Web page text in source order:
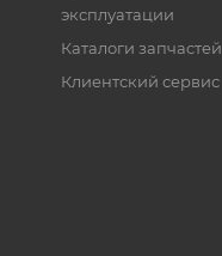
эксплуатации
Каталоги запчастей
Клиентский сервис